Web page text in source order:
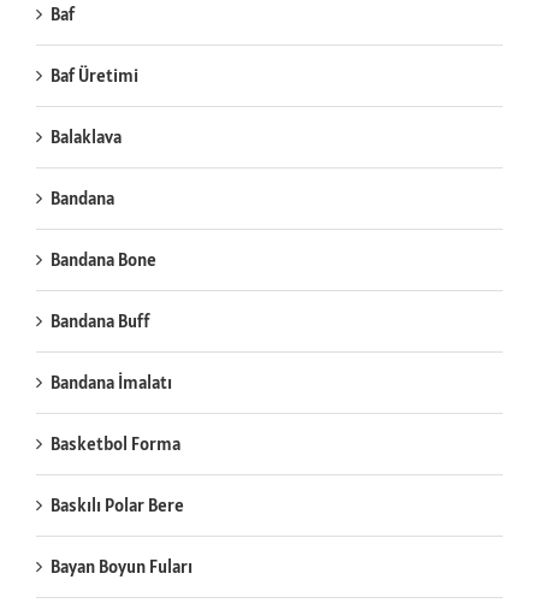
Baf
Baf Üretimi
Balaklava
Bandana
Bandana Bone
Bandana Buff
Bandana İmalatı
Basketbol Forma
Baskılı Polar Bere
Bayan Boyun Fuları